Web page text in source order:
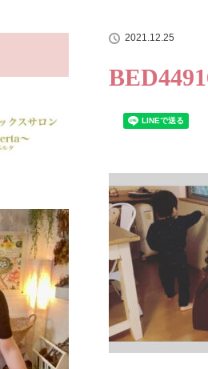
2021.12.25